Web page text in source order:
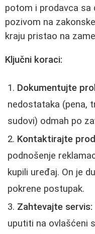
potom i prodavca sa
pozivom na
kraju pristao na
Ključni koraci:
Dokumentujte
nedostataka (pena,
sudovi) odmah po
Kontaktirajte
podnošenje
kupili uređaj. On je
pokrene postupak.
Zahtevajte servis:
uputiti na ovlašćeni